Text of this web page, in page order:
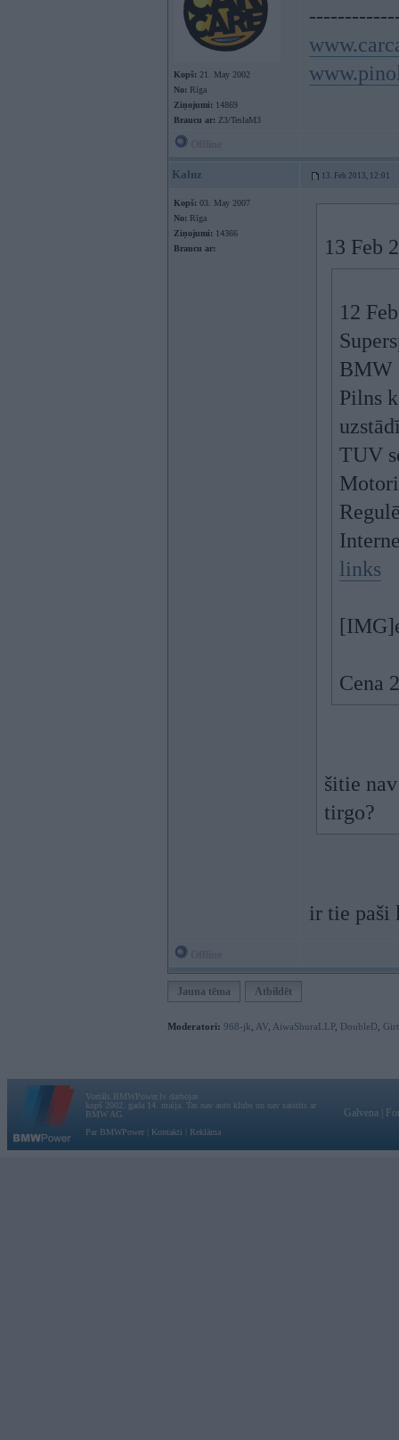
Kopš: 21. May 2002
No: Rīga
Ziņojumi: 14869
Braucu ar: Z3/TeslaM3
Kalnz 13. Feb 2013, 12:01
Kopš: 03. May 2007
No: Rīga
Ziņojumi: 14366
Braucu ar:
13 Feb
12
BMW
Pilns
TUV
links
Cena
šitie
tirgo?
ir tie paši
Jauna tēma Atbildēt
Moderatori: 968-jk AV AiwaShuraLLP, DoubleD
Vortāls BMWPower.lv darbojas
kopš 2002. gada 14. maija. Tas nav auto klubs un nav saistīts ar
BMW AG.
Par BMWPower
Kontakti Reklāma
Galvena